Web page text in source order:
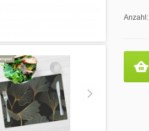
Anzahl: